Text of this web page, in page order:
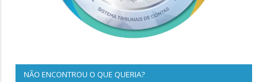
NÃO ENCONTROU O QUE QUERIA?